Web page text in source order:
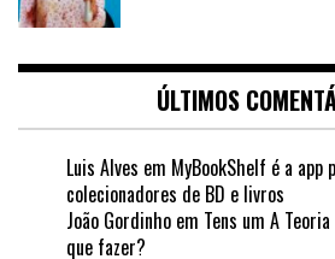
ÚLTIMOS
Luis Alves em MyBookShelf é a app
colecionadores de BD e livros
João Gordinho em Tens um A
que fazer?